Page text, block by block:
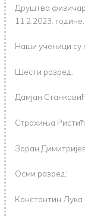
Друштва
11.2.2023. године.
Наши ученици су
Шести разред:
Дамјан
Страхиња Ристић
Зоран
Осми разред:
Константин Лука